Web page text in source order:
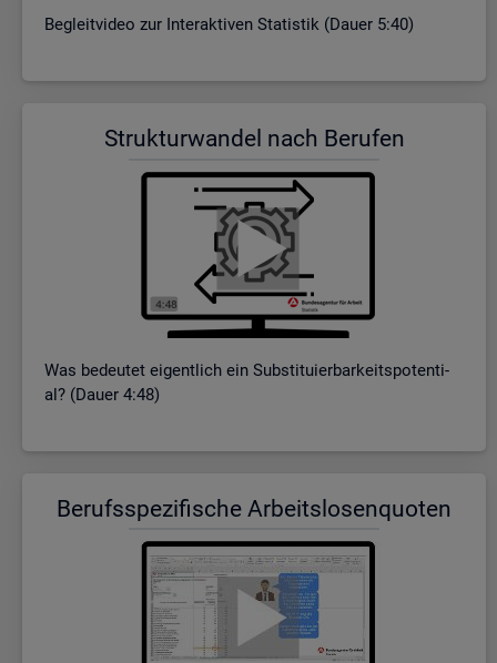
Be­gleit­vi­deo zur In­ter­ak­ti­ven Sta­tis­tik (Dauer 5:40)
Struk­tur­wan­del nach Be­ru­fen
Was be­deu­tet ei­gent­lich ein Sub­sti­tu­ier­bar­keits­po­ten­ti­
al? (Dauer 4:48)
Be­rufs­spe­zi­fi­sche Ar­beits­lo­sen­quo­ten